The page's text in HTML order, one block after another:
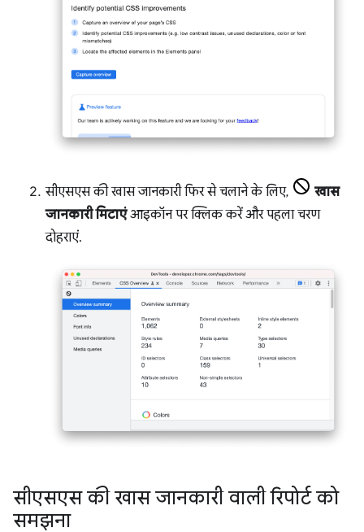
सीएसएस की खास जानकारी फिर से चलाने के लिए,
खास
जानकारी मिटाएंआइकॉन पर क्लिक करें और पहला चरण
दोहराएं.
सीएसएस की खास जानकारी वाली रिपोर्ट को
समझना